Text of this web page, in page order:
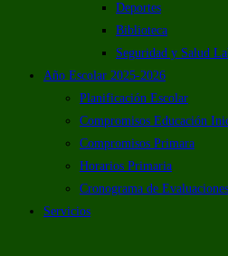
Deportes
Biblioteca
Seguridad y Salud
Año Escolar 2025-2026
Planificación Escolar
Compromisos Educación
Compromisos Primara
Horarios Primaria
Cronograma de
Servicios